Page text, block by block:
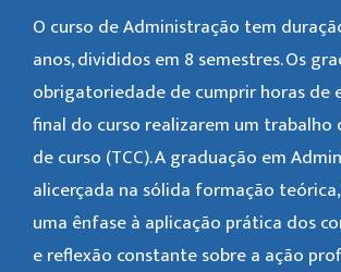
O curso de Administração tem
anos, divididos em 8 semestres. Os
obrigatoriedade de cumprir horas de
final do curso realizarem um trabalho
de curso (TCC). A graduação em
alicerçada na sólida formação
uma ênfase à aplicação prática dos
e reflexão constante sobre a ação